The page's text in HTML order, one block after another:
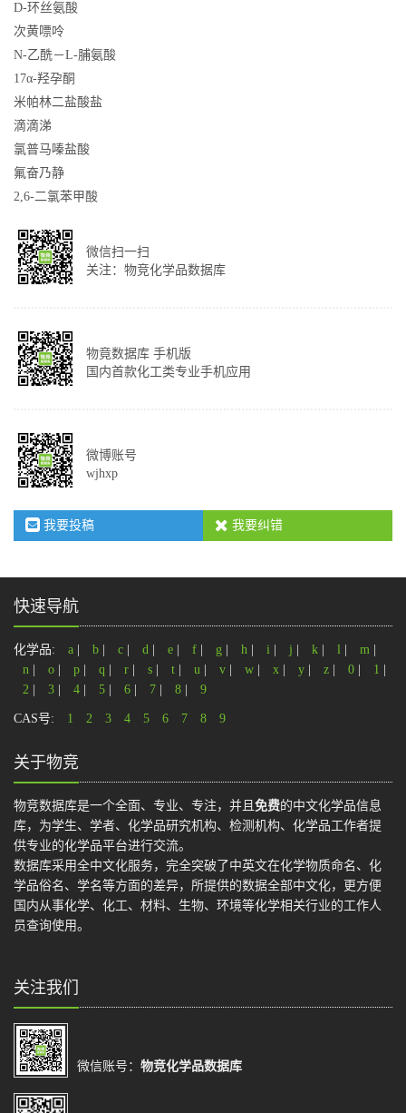
D-环丝氨酸
次黄嘌呤
N-乙酰－L-脯氨酸
17α-羟孕酮
米帕林二盐酸盐
滴滴涕
氯普马嗪盐酸
氟奋乃静
2,6-二氯苯甲酸
微信扫一扫
关注：物竞化学品数据库
物竟数据库 手机版
国内首款化工类专业手机应用
微博账号
wjhxp
我要投稿 我要纠错
快速导航
化学品: a b c d e f g h i j k l m
n
o p q r s t u v w x y z 0 1
2
3 4 5 6 7 8 9
CAS号: 1 2 3 4 5 6 7 8 9
关于物竞
物竞数据库是一个全面、专业、专注，并且 免费的中文化学品信息
库，为学生、学者、化学品研究机构、检测机构、化学品工作者提
供专业的化学品平台进行交流。
数据库采用全中文化服务，完全突破了中英文在化学物质命名、化
学品俗名、学名等方面的差异，所提供的数据全部中文化，更方便
国内从事化学、化工、材料、生物、环境等化学相关行业的工作人
员查询使用。
关注我们
微信账号： 物竞化学品数据库